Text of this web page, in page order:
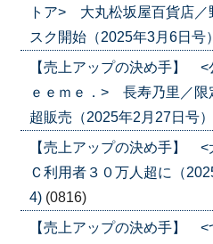
トア> 大丸松坂屋百貨店／
スク開始（2025年3月6日号
【売上アップの決め手】
ｅｅｍｅ．> 長寿乃里／限
超販売（2025年2月27日号
【売上アップの決め手】
Ｃ利用者３０万人超に（
4) (0816)
【売上アップの決め手】